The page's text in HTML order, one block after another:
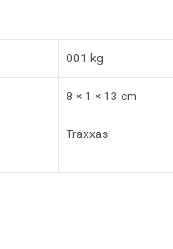
001 kg
8 × 1 × 13 cm
Traxxas